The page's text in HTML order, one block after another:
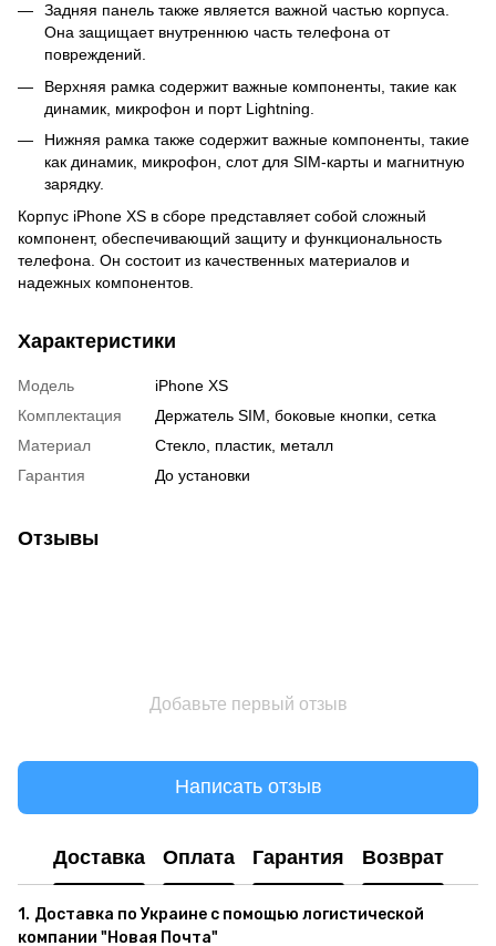
Задняя панель также является важной частью корпуса.
Она защищает внутреннюю часть телефона от
повреждений.
Верхняя рамка содержит важные компоненты, такие как
динамик, микрофон и порт Lightning.
Нижняя рамка также содержит важные компоненты, такие
как динамик, микрофон, слот для SIM-карты и магнитную
зарядку.
Корпус iPhone XS в сборе представляет собой сложный
компонент, обеспечивающий защиту и функциональность
телефона. Он состоит из качественных материалов и
надежных компонентов.
Характеристики
Модель
iPhone XS
Комплектация
Держатель SIM, боковые кнопки, сетка
Материал
Стекло, пластик, металл
Гарантия
До установки
Отзывы
Добавьте первый отзыв
Написать отзыв
Доставка Оплата Гарантия Возврат
1. Доставка по Украине с помощью логистической
компании "Новая Почта"